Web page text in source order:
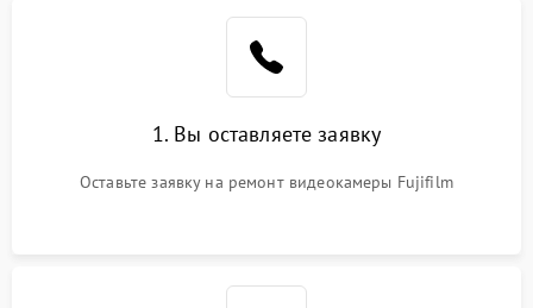
1. Вы оставляете заявку
Оставьте заявку на ремонт видеокамеры Fujifilm